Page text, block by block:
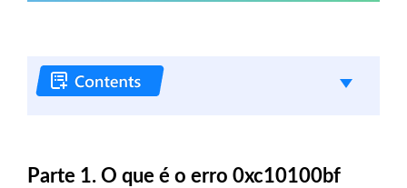
Parte 1. O que é o erro 0xc10100bf